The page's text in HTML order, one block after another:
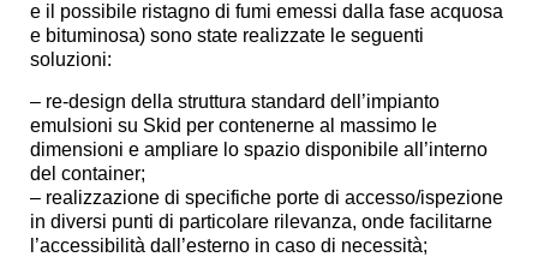
e il possibile ristagno di fumi emessi dalla fase acquosa
e bituminosa) sono state realizzate le seguenti
soluzioni:
– re-design della struttura standard dell’impianto
emulsioni su Skid per contenerne al massimo le
dimensioni e ampliare lo spazio disponibile all’interno
del container;
– realizzazione di specifiche porte di accesso/ispezione
in diversi punti di particolare rilevanza, onde facilitarne
l’accessibilità dall’esterno in caso di necessità;